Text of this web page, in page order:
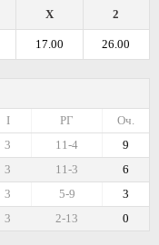
2
X
26.00
17.00
Оч.
РГ
I
9
11-4
3
6
11-3
3
3
5-9
3
0
2-13
3